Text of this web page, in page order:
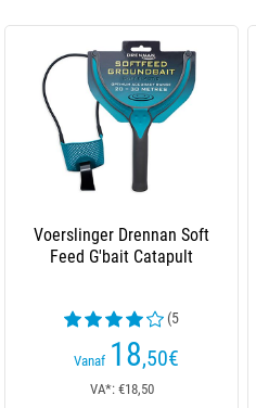
Voerslinger Drennan Soft
Feed G'bait Catapult
(5
beoordelingen)
Vanaf 18,50€
VA*: €18,50